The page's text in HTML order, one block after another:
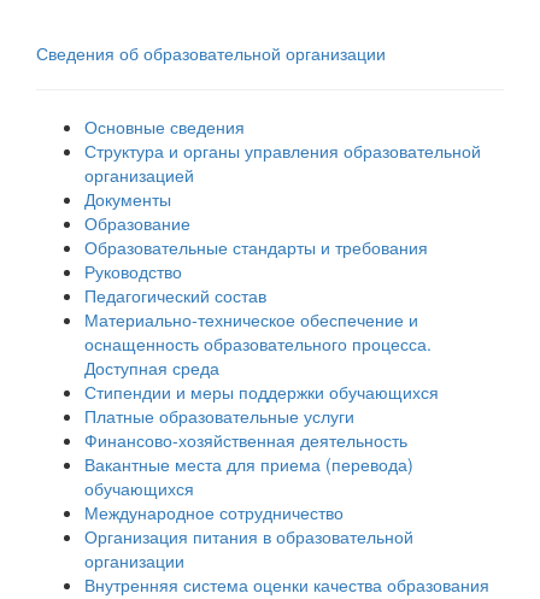
Сведения об образовательной организации
Основные сведения
Структура и органы управления образовательной
организацией
Документы
Образование
Образовательные стандарты и требования
Руководство
Педагогический состав
Материально-техническое обеспечение и
оснащенность образовательного процесса.
Доступная среда
Стипендии и меры поддержки обучающихся
Платные образовательные услуги
Финансово-хозяйственная деятельность
Вакантные места для приема (перевода)
обучающихся
Международное сотрудничество
Организация питания в образовательной
организации
Внутренняя система оценки качества образования